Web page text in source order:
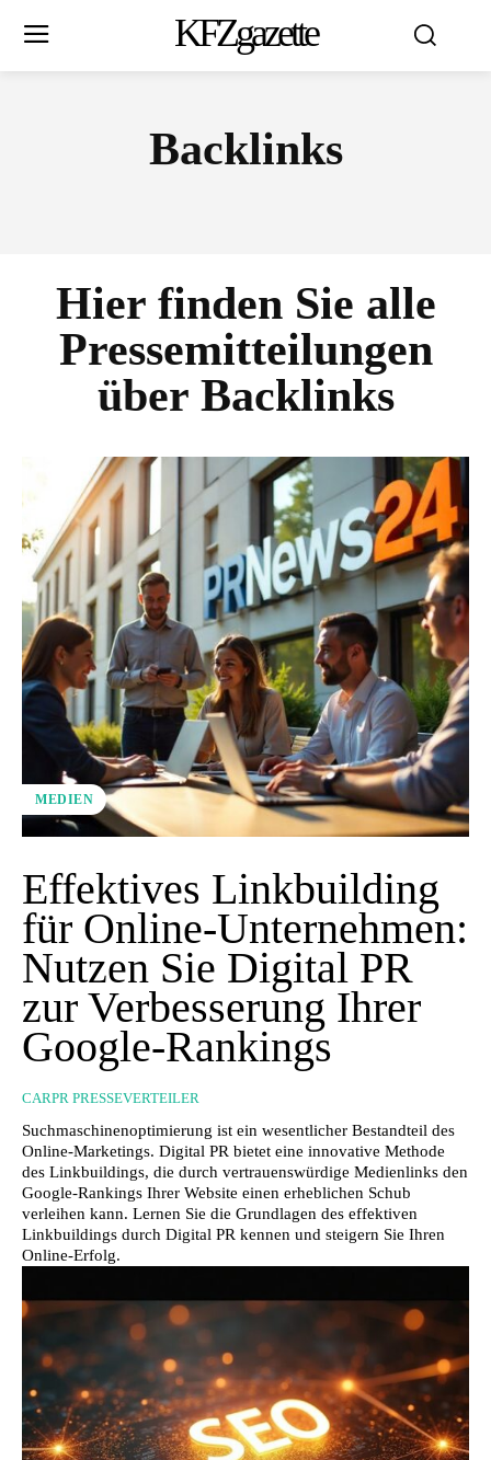
KFZgazette
Backlinks
Hier finden Sie alle
Pressemitteilungen
über Backlinks
MEDIEN
Effektives Linkbuilding
für Online-Unternehmen:
Nutzen Sie Digital PR
zur Verbesserung Ihrer
Google-Rankings
CARPR PRESSEVERTEILER
Suchmaschinenoptimierung ist ein wesentlicher Bestandteil des
Online-Marketings. Digital PR bietet eine innovative Methode
des Linkbuildings, die durch vertrauenswürdige Medienlinks den
Google-Rankings Ihrer Website einen erheblichen Schub
verleihen kann. Lernen Sie die Grundlagen des effektiven
Linkbuildings durch Digital PR kennen und steigern Sie Ihren
Online-Erfolg.